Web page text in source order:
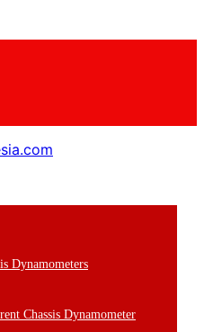
Dynamometers
Chassis Dynamometer